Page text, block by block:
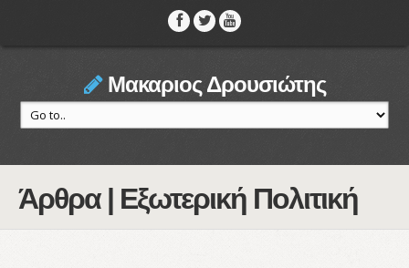
Μακαριος Δρουσιώτης
Άρθρα | Εξωτερική Πολιτική